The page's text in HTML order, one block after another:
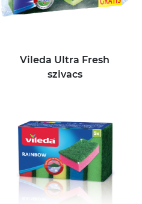
Vileda Ultra Fresh
szivacs